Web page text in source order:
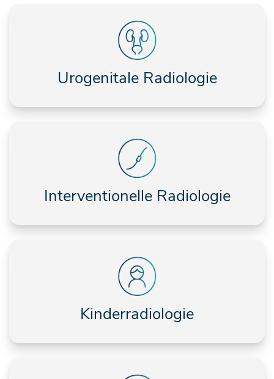
Urogenitale Radiologie
Interventionelle Radiologie
Kinderradiologie